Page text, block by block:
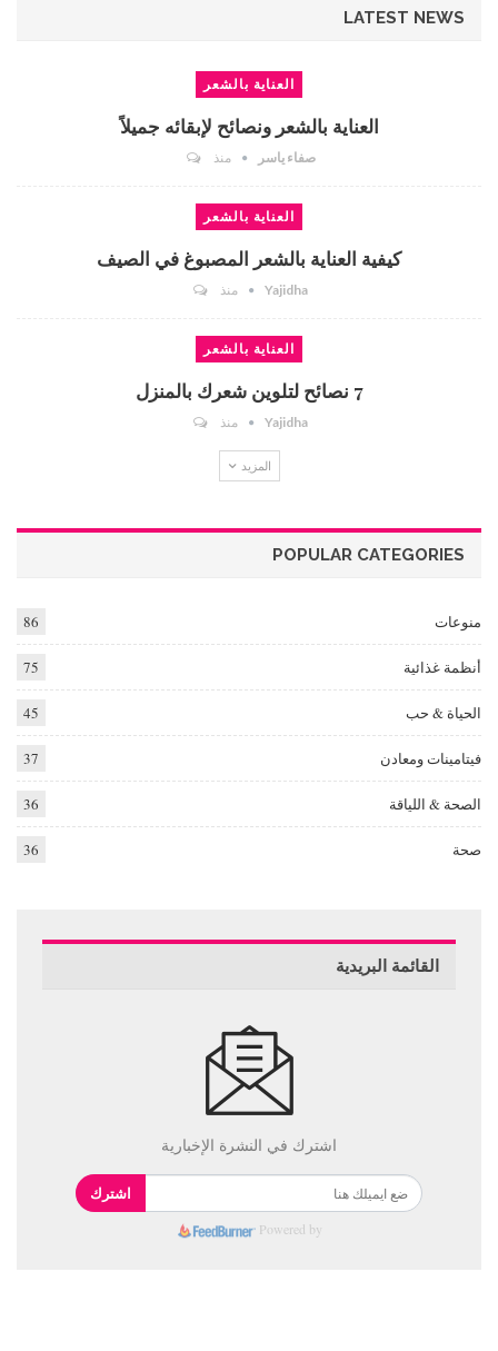
LATEST NEWS
العناية بالشعر
العناية بالشعر ونصائح لإبقائه جميلاً
صفاء ياسر منذ
العناية بالشعر
كيفية العناية بالشعر المصبوغ في الصيف
Yajidha منذ
العناية بالشعر
7 نصائح لتلوين شعرك بالمنزل
Yajidha منذ
المزيد
POPULAR CATEGORIES
منوعات 86
أنظمة غذائية 75
الحياة & حب 45
فيتامينات ومعادن 37
الصحة & اللياقة 36
صحة 36
القائمة البريدية
اشترك في النشرة الإخبارية
اشترك
Powered by